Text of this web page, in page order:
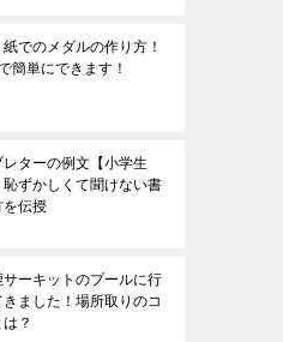
でのメダルの作り方！
簡単にできます！
レターの例文【小学生
恥ずかしくて聞けない書
を伝授
サーキットのプールに行
きました！場所取りのコ
？